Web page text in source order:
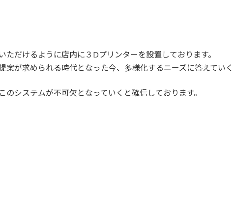
だけるように店内に３Dプリンターを設置しております。
案が求められる時代となった今、多様化するニーズに答えてい
システムが不可欠となっていくと確信しております。